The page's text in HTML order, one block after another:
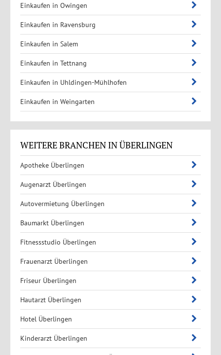
Einkaufen in Owingen
Einkaufen in Ravensburg
Einkaufen in Salem
Einkaufen in Tettnang
Einkaufen in Uhldingen-Mühlhofen
Einkaufen in Weingarten
WEITERE BRANCHEN IN ÜBERLINGEN
Apotheke Überlingen
Augenarzt Überlingen
Autovermietung Überlingen
Baumarkt Überlingen
Fitnessstudio Überlingen
Frauenarzt Überlingen
Friseur Überlingen
Hautarzt Überlingen
Hotel Überlingen
Kinderarzt Überlingen